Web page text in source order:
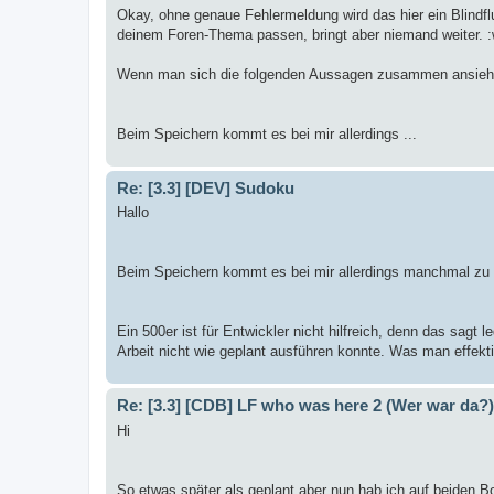
Okay, ohne genaue Fehlermeldung wird das hier ein
deinem Foren-Thema passen, bringt aber niemand weiter.
Wenn man sich die folgenden Aussagen zusammen
Beim Speichern kommt es bei mir allerdings ...
Re: [3.3] [DEV] Sudoku
Hallo
Beim Speichern kommt es bei mir allerdings manchmal zu
Ein 500er ist für Entwickler nicht hilfreich, denn das sagt
Arbeit nicht wie geplant ausführen konnte. Was man
Re: [3.3] [CDB] LF who was here 2 (Wer war da?)
Hi
So etwas später als geplant aber nun hab ich auf beiden